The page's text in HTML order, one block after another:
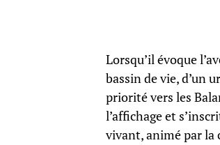
Lorsqu’il évoque
bassin de vie, d’un
priorité vers les
l’affichage et
vivant, animé par la